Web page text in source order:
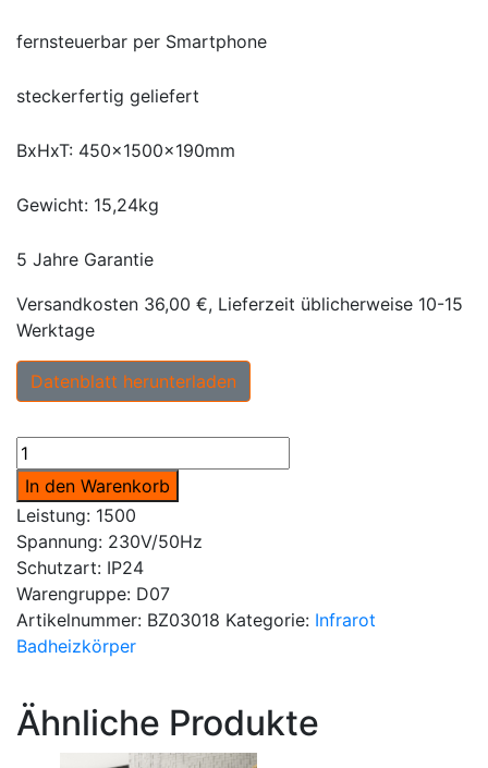
fernsteuerbar per Smartphone
steckerfertig geliefert
BxHxT: 450x1500x190mm
Gewicht: 15,24kg
5 Jahre Garantie
Versandkosten 36,00 €, Lieferzeit üblicherweise 10-15
Werktage
Datenblatt herunterladen
Infrarotkonvektor
ICON
SPA
1500W
anthrazit
Menge
In den Warenkorb
Leistung: 1500
Spannung: 230V/50Hz
Schutzart: IP24
Warengruppe: D07
Artikelnummer: BZ03018 Kategorie: Infrarot
Badheizkörper
Ähnliche Produkte